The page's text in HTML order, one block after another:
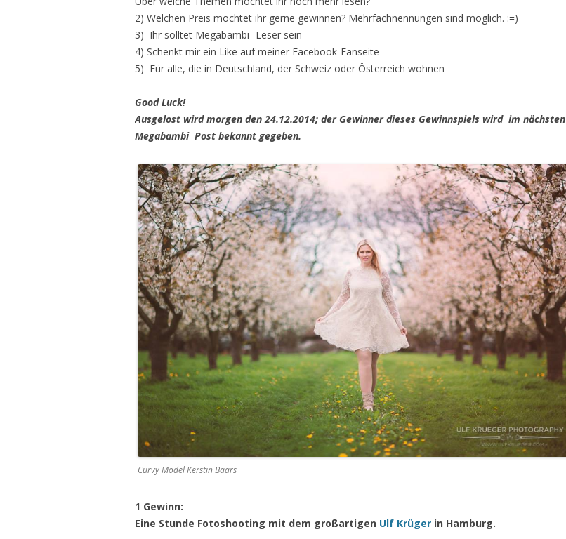
2) Welchen Preis möchtet ihr gerne gewinnen? Mehrfachnennungen sind möglich. :=)
3) Ihr solltet Megabambi- Leser sein
4) Schenkt mir ein Like auf meiner Facebook-Fanseite
5) Für alle, die in Deutschland, der Schweiz oder Österreich wohnen
Good Luck!
Ausgelost wird morgen den 24.12.2014; der Gewinner dieses Gewinnspiels wird im nächsten
Megabambi Post bekannt gegeben.
Curvy Model Kerstin Baars
1 Gewinn:
Eine Stunde Fotoshooting mit dem großartigen Ulf Krüger in Hamburg.